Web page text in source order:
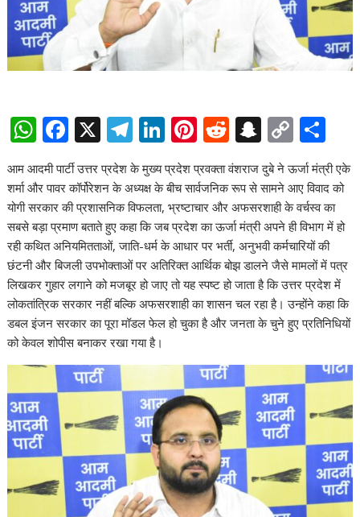
W
h
at
s
A
p
p
F
ac
e
b
o
o
k
X T
el
e
gr
a
m
Li
n
k
e
dI
n
Pi
er
e
st
R
e
d
di
t
S
n
a
p
c
h
at
C
o
p
y
Li
n
k
h
ar
e
आम आदमी पार्टी उत्तर प्रदेश के मुख्य प्रदेश प्रवक्ता वंशराज दुबे ने ऊर्जा मंत्री एके
शर्मा और पावर कॉर्पोरेशन के अध्यक्ष के बीच सार्वजनिक रूप से सामने आए विवाद को
योगी सरकार की प्रशासनिक विफलता, भ्रष्टाचार और अफसरशाही के वर्चस्व का
सबसे बड़ा प्रमाण बताते हुए कहा कि जब प्रदेश का ऊर्जा मंत्री अपने ही विभाग में हो
रही कथित अनियमितताओं, जाति-धर्म के आधार पर भर्ती, अनुभवी कर्मचारियों की
छंटनी और बिजली उपभोक्ताओं पर अतिरिक्त आर्थिक बोझ डालने जैसे मामलों में पत्र
लिखकर गुहार लगाने को मजबूर हो जाए तो यह स्पष्ट हो जाता है कि उत्तर प्रदेश में
लोकतांत्रिक सरकार नहीं बल्कि अफसरशाही का शासन चल रहा है। उन्होंने कहा कि
डबल इंजन सरकार का पूरा मॉडल फेल हो चुका है और जनता के चुने हुए प्रतिनिधियों
को केवल शोपीस बनाकर रखा गया है।